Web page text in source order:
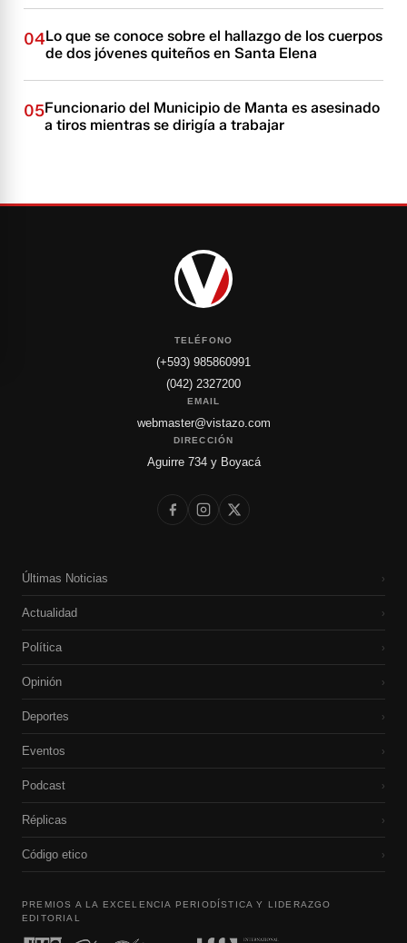
04Lo que se conoce sobre el hallazgo de los cuerpos
de dos jóvenes quiteños en Santa Elena
05Funcionario del Municipio de Manta es asesinado
a tiros mientras se dirigía a trabajar
TELÉFONO
(+593) 985860991
(042) 2327200
EMAIL
webmaster@vistazo.com
DIRECCIÓN
Aguirre 734 y Boyacá
Últimas Noticias ›
Actualidad ›
Política ›
Opinión ›
Deportes ›
Eventos ›
Podcast ›
Réplicas ›
Código etico ›
PREMIOS A LA EXCELENCIA PERIODÍSTICA Y LIDERAZGO
EDITORIAL